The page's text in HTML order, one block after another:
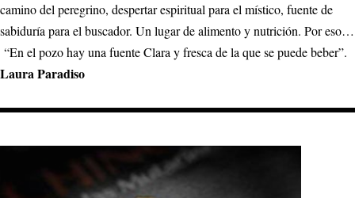
camino del peregrino, despertar espiritual para el místico, fuente de
sabiduría para el buscador. Un lugar de alimento y nutrición. Por eso…
“En el pozo hay una fuente Clara y fresca de la que se puede beber”.
Laura Paradiso